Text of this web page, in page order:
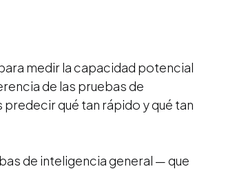
medir la capacidad potencial
de las pruebas de
qué tan rápido y qué tan
de inteligencia general — que